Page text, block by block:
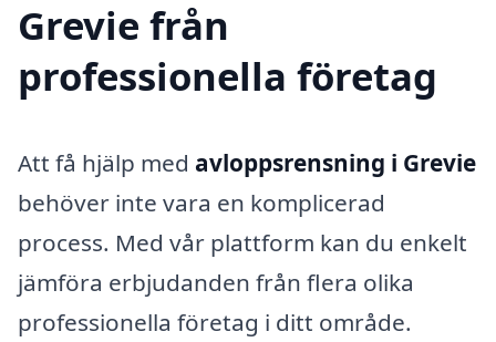
Grevie från
professionella företag
Att få hjälp med avloppsrensning i Grevie
behöver inte vara en komplicerad
process. Med vår plattform kan du enkelt
jämföra erbjudanden från flera olika
professionella företag i ditt område.